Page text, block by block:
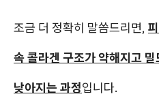
조금 더 정확히 말씀드리면,
속 콜라겐 구조가 약해지고 밀
낮아지는 과정입니다.